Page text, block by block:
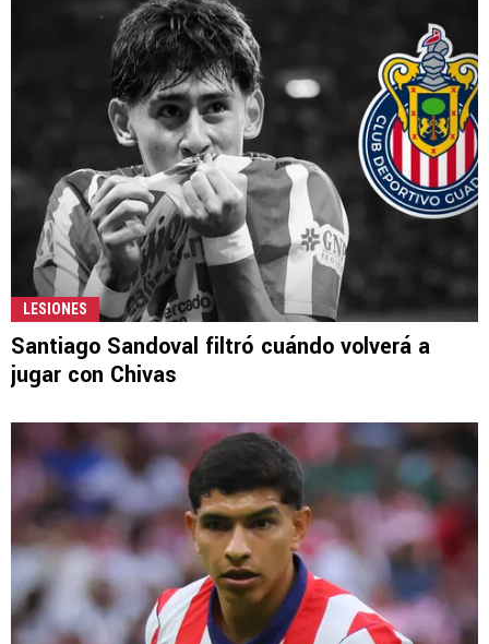
LESIONES
Santiago Sandoval filtró cuándo volverá a
jugar con Chivas